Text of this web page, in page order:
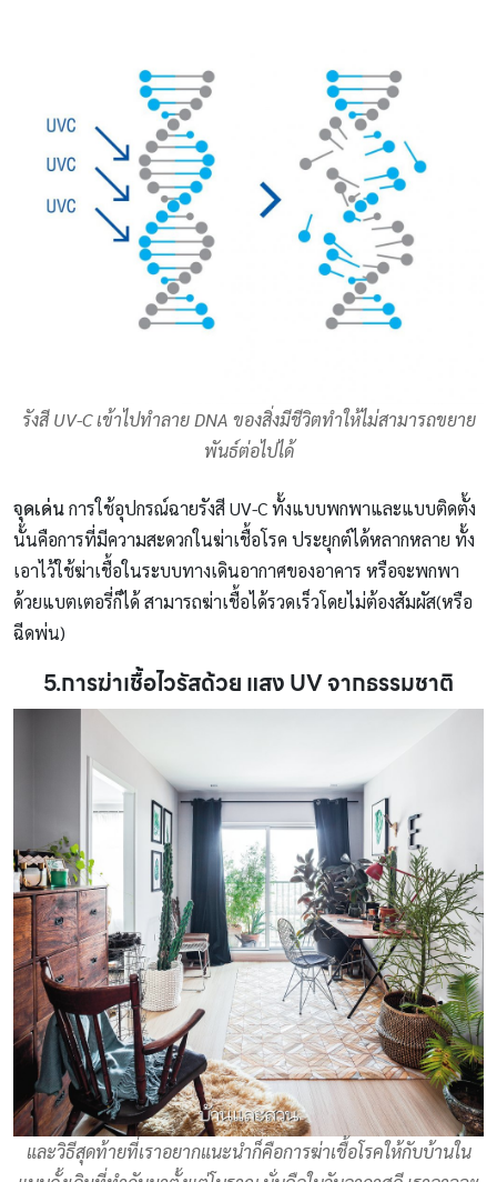
รังสี UV-C เข้าไปทำลาย DNA ของสิ่งมีชีวิตทำให้ไม่สามารถขยาย
พันธ์ต่อไปได้
จุดเด่นการใช้อุปกรณ์ฉายรังสี UV-C ทั้งแบบพกพาและแบบติดตั้ง
นั้นคือการที่มีความสะดวกในฆ่าเชื้อโรค ประยุกต์ได้หลากหลาย ทั้ง
เอาไว้ใช้ฆ่าเชื้อในระบบทางเดินอากาศของอาคาร หรือจะพกพา
ด้วยแบตเตอรี่ก็ได้ สามารถฆ่าเชื้อได้รวดเร็วโดยไม่ต้องสัมผัส(หรือ
ฉีดพ่น)
5.การฆ่าเชื้อไวรัสด้วย แสง UV จากธรรมชาติ
และวิธีสุดท้ายที่เราอยากแนะนำก็คือการฆ่าเชื้อโรคให้กับบ้านใน